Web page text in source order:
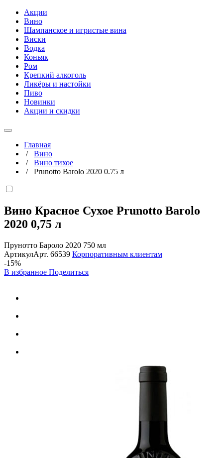
Акции
Вино
Шампанское и игристые вина
Виски
Водка
Коньяк
Ром
Крепкий алкоголь
Ликёры и настойки
Пиво
Новинки
Акции и скидки
Главная
/ Вино
/ Вино тихое
/ Prunotto Barolo 2020 0.75 л
Вино Красное Сухое Prunotto Barolo
2020 0,75 л
Прунотто Бароло 2020 750 мл
АртикулАрт. 66539 Корпоративным клиентам
-15%
В избранное Поделиться